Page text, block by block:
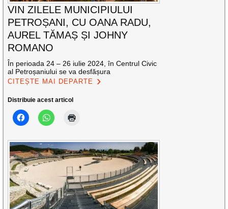
VIN ZILELE MUNICIPIULUI
PETROȘANI, CU OANA RADU,
AUREL TĂMAȘ ȘI JOHNY
ROMANO
În perioada 24 – 26 iulie 2024, în Centrul Civic
al Petroșaniului se va desfășura
CITEȘTE MAI DEPARTE
Distribuie acest articol